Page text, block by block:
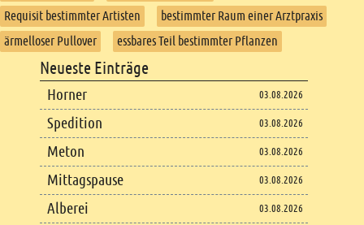
Requisit bestimmter Artisten
bestimmter Raum einer Arztpraxis
ärmelloser Pullover
essbares Teil bestimmter Pflanzen
Footer content
Neueste Einträge
Horner 03.08.2026
Spedition 03.08.2026
Meton 03.08.2026
Mittagspause 03.08.2026
Alberei 03.08.2026